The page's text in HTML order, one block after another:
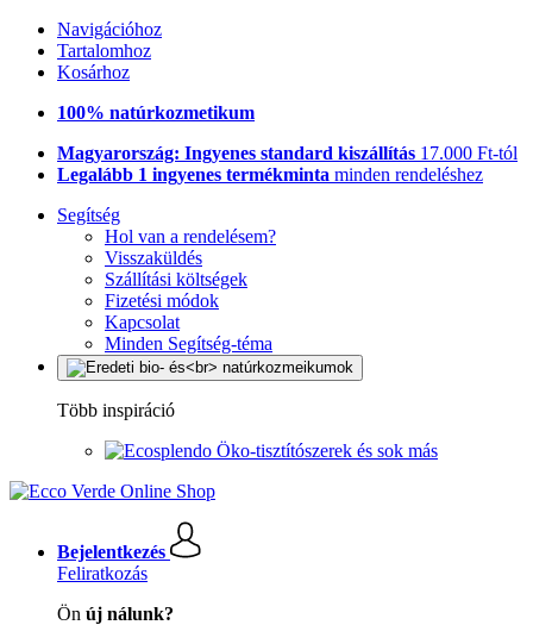
Navigációhoz
Tartalomhoz
Kosárhoz
100% natúrkozmetikum
Magyarország: Ingyenes standard kiszállítás 17.000 Ft-tól
Legalább 1 ingyenes termékminta minden rendeléshez
Segítség
Hol van a rendelésem?
Visszaküldés
Szállítási költségek
Fizetési módok
Kapcsolat
Minden Segítség-téma
Több inspiráció
Öko-tisztítószerek és sok más
Bejelentkezés
Feliratkozás
Ön új nálunk?